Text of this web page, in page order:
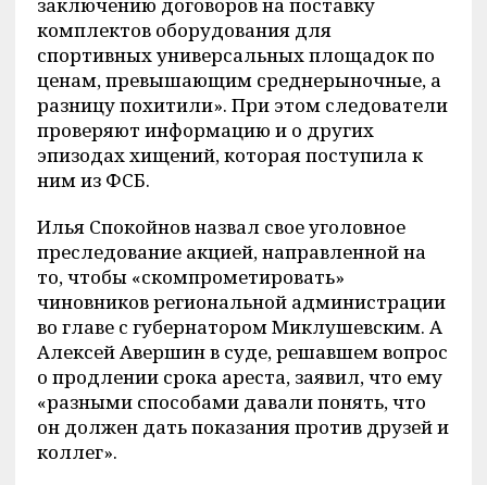
комплектов оборудования для
спортивных универсальных площадок по
ценам, превышающим среднерыночные, а
разницу похитили». При этом следователи
проверяют информацию и о других
эпизодах хищений, которая поступила к
ним из ФСБ.
Илья Спокойнов назвал свое уголовное
преследование акцией, направленной на
то, чтобы «скомпрометировать»
чиновников региональной администрации
во главе с губернатором Миклушевским. А
Алексей Авершин в суде, решавшем вопрос
о продлении срока ареста, заявил, что ему
«разными способами давали понять, что
он должен дать показания против друзей и
коллег».